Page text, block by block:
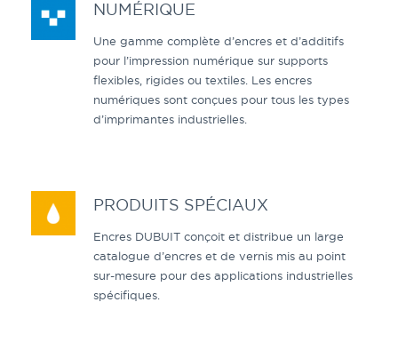
NUMÉRIQUE
Une gamme complète d’encres et d’additifs
pour l’impression numérique sur supports
flexibles, rigides ou textiles. Les encres
numériques sont conçues pour tous les types
d’imprimantes industrielles.
PRODUITS SPÉCIAUX
Encres DUBUIT conçoit et distribue un large
catalogue d’encres et de vernis mis au point
sur-mesure pour des applications industrielles
spécifiques.